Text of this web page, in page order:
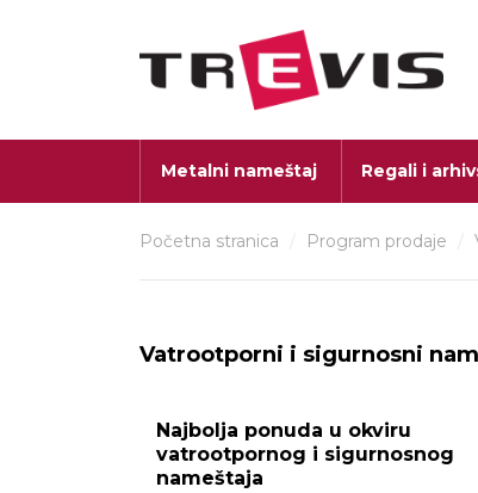
Metalni nameštaj Regali i
Početna stranica Program prodaje
Vatrootporni i sigurnosni
Najbolja ponuda u okviru
vatrootpornog i sigurnosnog
nameštaja